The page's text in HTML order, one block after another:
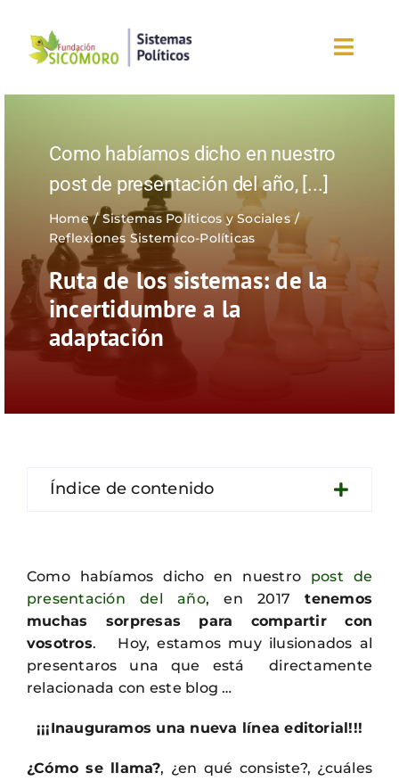
contenido
Sobre la fundación
Eventos
Nuestros blogs
Editorial
Contacto
Como habíamos dicho en nuestro
post de presentación del año, [...]
Home
Sistemas Políticos y Sociales
Reflexiones Sistemico-Políticas
Ruta de los sistemas: de la
incertidumbre a la
adaptación
Índice de contenido
Como habíamos dicho en nuestro post de
presentación del año, en 2017tenemos
muchas sorpresas para compartir con
vosotros. Hoy, estamos muy ilusionados al
presentaros una que está directamente
relacionada con este blog …
¡¡¡Inauguramos una nueva línea editorial!!!
¿Cómo se llama?, ¿en qué consiste?, ¿cuáles